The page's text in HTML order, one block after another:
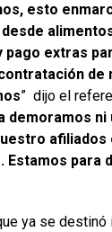
esto
pago extras
de
” dijo el
demoramos ni
afiliados
Estamos para
ya se destinó